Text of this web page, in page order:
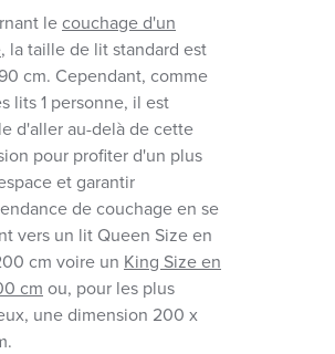
lecouchage d'un
, la taille de lit standard est
cm. Cependant, comme
lits 1 personne, il est
d'aller au-delà de cette
pour profiter d'un plus
et garantir
de couchage en se
vers un lit Queen Size en
cm voire un King Size en
cm ou, pour les plus
une dimension 200 x